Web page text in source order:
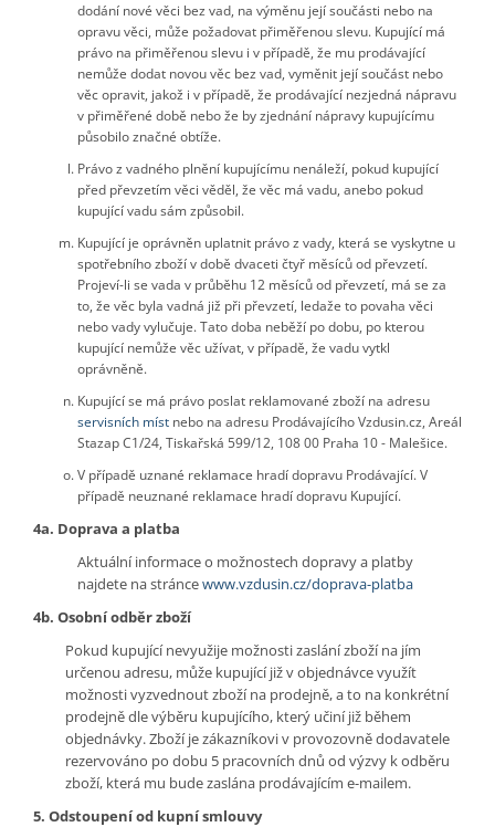
dodání nové věci bez vad, na výměnu její součásti nebo na
opravu věci, může požadovat přiměřenou slevu. Kupující má
právo na přiměřenou slevu i v případě, že mu prodávající
nemůže dodat novou věc bez vad, vyměnit její součást nebo
věc opravit, jakož i v případě, že prodávající nezjedná nápravu
v přiměřené době nebo že by zjednání nápravy kupujícímu
působilo značné obtíže.
Právo z vadného plnění kupujícímu nenáleží, pokud kupující
před převzetím věci věděl, že věc má vadu, anebo pokud
kupující vadu sám způsobil.
Kupující je oprávněn uplatnit právo z vady, která se vyskytne u
spotřebního zboží v době dvaceti čtyř měsíců od převzetí.
Projeví-li se vada v průběhu 12 měsíců od převzetí, má se za
to, že věc byla vadná již při převzetí, ledaže to povaha věci
nebo vady vylučuje. Tato doba neběží po dobu, po kterou
kupující nemůže věc užívat, v případě, že vadu vytkl
oprávněně.
Kupující se má právo poslat reklamované zboží na adresu
servisních míst nebo na adresu Prodávajícího Vzdusin.cz, Areál
Stazap C1/24, Tiskařská 599/12, 108 00 Praha 10 - Malešice.
V případě uznané reklamace hradí dopravu Prodávající. V
případě neuznané reklamace hradí dopravu Kupující.
4a. Doprava a platba
Aktuální informace o možnostech dopravy a platby
najdete na stráncewww.vzdusin.cz/doprava-platba
4b. Osobní odběr zboží
Pokud kupující nevyužije možnosti zaslání zboží na jím
určenou adresu, může kupující již v objednávce využít
možnosti vyzvednout zboží na prodejně, a to na konkrétní
prodejně dle výběru kupujícího, který učiní již během
objednávky. Zboží je zákazníkovi v provozovně dodavatele
rezervováno po dobu 5 pracovních dnů od výzvy k odběru
zboží, která mu bude zaslána prodávajícím e-mailem.
5. Odstoupení od kupní smlouvy